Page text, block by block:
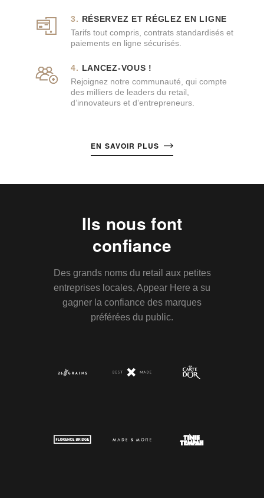
RÉSERVEZ ET RÉGLEZ EN LIGNE
Tarifs tout compris, contrats standardisés et
paiements en ligne sécurisés.
LANCEZ-VOUS !
Rejoignez notre communauté, qui compte
des milliers de leaders du retail,
d’innovateurs et d’entrepreneurs.
EN SAVOIR PLUS
Ils nous font
confiance
Des grands noms du retail aux petites
entreprises locales, Appear Here a su
gagner la confiance des marques
préférées du public.